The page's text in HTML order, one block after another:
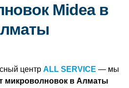
Midea в
центр ALL SERVICE — мы
микроволновок в Алматы